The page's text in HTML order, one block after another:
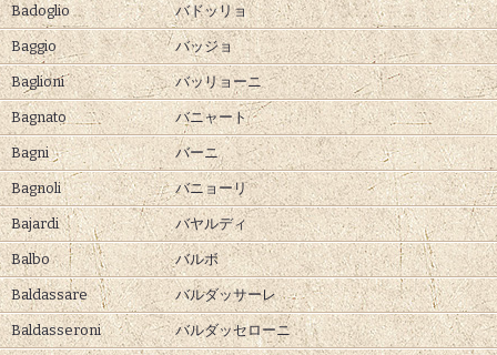
Badoglio バドッリョ
Baggio バッジョ
Baglioni バッリョーニ
Bagnato バニャート
Bagni バーニ
Bagnoli バニョーリ
Bajardi バヤルディ
Balbo バルボ
Baldassare バルダッサーレ
Baldasseroni バルダッセローニ